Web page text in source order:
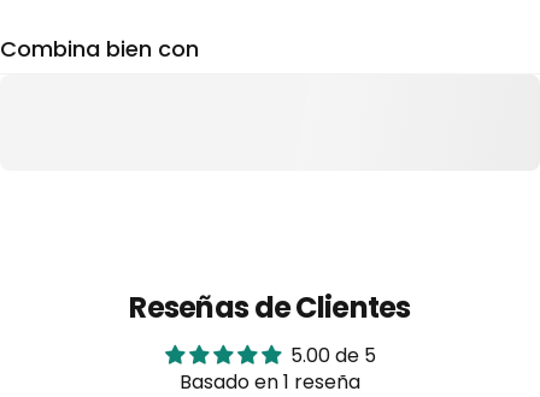
Combina bien con
Reseñas de Clientes
5.00 de 5
Basado en 1 reseña